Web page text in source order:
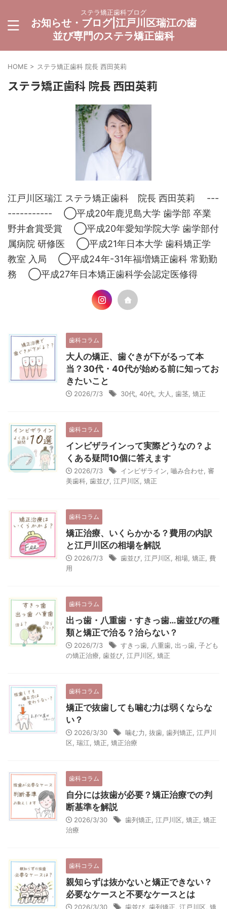
ステラ矯正歯科ブログ
お知らせ・ブログ|江戸川区瑞江の歯
並び専門のステラ矯正歯科
HOME > ステラ矯正歯科 院長 西田英莉
ステラ矯正歯科 院長 西田英莉
江戸川区瑞江 ステラ矯正歯科 院長 西田英莉 ---
----------- ◯平成20年鹿児島大学 歯学部 卒業
野井倉賞受賞 ◯平成20年愛知学院大学 歯学部付
属病院 研修医 ◯平成21年日本大学 歯科矯正学
教室 入局 ◯平成24年-31年福増矯正歯科 常勤勤
務 ◯平成27年日本矯正歯科学会認定医修得
歯科コラム
大人の矯正、歯ぐきが下がるって本
当？30代・40代が始める前に知ってお
きたいこと
2026/7/3 30代 40代 大人 歯茎 矯正
歯科コラム
インビザラインって実際どうなの？よ
くある疑問10個に答えます
2026/7/3 インビザライン 嚙み合わせ 審
美歯科 歯並び 江戸川区 矯正
歯科コラム
矯正治療、いくらかかる？費用の内訳
と江戸川区の相場を解説
2026/7/3 歯並び 江戸川区 相場 矯正
費
用
歯科コラム
出っ歯・八重歯・すきっ歯…歯並びの種
類と矯正で治る？治らない？
2026/7/3 すきっ歯 八重歯 出っ歯 子ども
の矯正治療 歯並び 江戸川区 矯正
歯科コラム
矯正で抜歯しても噛む力は弱くならな
い？
2026/3/30 噛む力 抜歯 歯列矯正 江戸川
区 瑞江 矯正 矯正治療
歯科コラム
自分には抜歯が必要？矯正治療での判
断基準を解説
2026/3/30 歯列矯正 江戸川区 矯正 矯正
治療
歯科コラム
親知らずは抜かないと矯正できない？
必要なケースと不要なケースとは
2026/3/30 歯並び 歯列矯正 江戸川区 矯